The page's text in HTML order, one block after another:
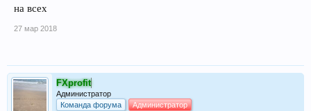
на всех
27 мар 2018
FXprofit
Администратор
Команда форума
Администратор